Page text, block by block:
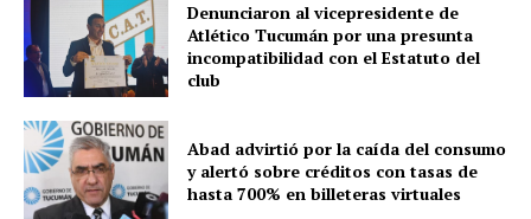
Denunciaron al vicepresidente de
Atlético Tucumán por una presunta
incompatibilidad con el Estatuto del
club
Abad advirtió por la caída del consumo
y alertó sobre créditos con tasas de
hasta 700% en billeteras virtuales